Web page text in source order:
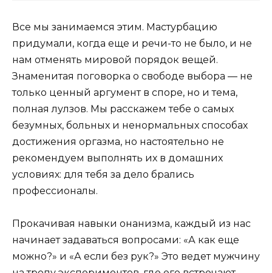
Все мы занимаемся этим. Мастурбацию
придумали, когда еще и речи-то не было, и не
нам отменять мировой порядок вещей.
Знаменитая поговорка о свободе выбора — не
только ценный аргумент в споре, но и тема,
полная лулзов. Мы расскажем тебе о самых
безумных, больных и ненормальных способах
достижения оргазма, но настоятельно не
рекомендуем выполнять их в домашних
условиях: для тебя за дело брались
профессионалы.
Прокачивая навыки онанизма, каждый из нас
начинает задаваться вопросами: «А как еще
можно?» и «А если без рук?» Это ведет мужчину